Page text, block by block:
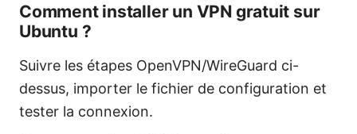
Comment installer un VPN gratuit sur
Ubuntu ?
Suivre les étapes OpenVPN/WireGuard ci-
dessus, importer le fichier de configuration et
tester la connexion.